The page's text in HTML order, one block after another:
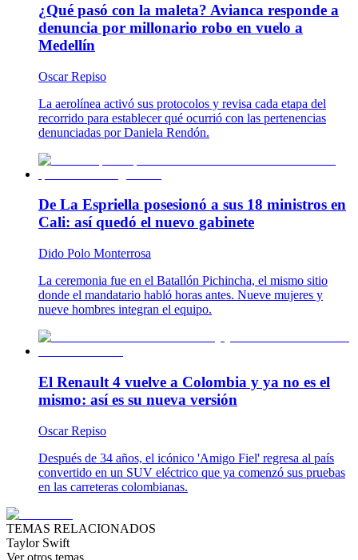
¿Qué pasó con la maleta? Avianca responde a
denuncia por millonario robo en vuelo a
Medellín
Oscar Repiso
La aerolínea activó sus protocolos y revisa cada etapa del
recorrido para establecer qué ocurrió con las pertenencias
denunciadas por Daniela Rendón.
De La Espriella posesionó a sus 18 ministros en
Cali: así quedó el nuevo gabinete
Dido Polo Monterrosa
La ceremonia fue en el Batallón Pichincha, el mismo sitio
donde el mandatario habló horas antes. Nueve mujeres y
nueve hombres integran el equipo.
El Renault 4 vuelve a Colombia y ya no es el
mismo: así es su nueva versión
Oscar Repiso
Después de 34 años, el icónico 'Amigo Fiel' regresa al país
convertido en un SUV eléctrico que ya comenzó sus pruebas
en las carreteras colombianas.
TEMAS RELACIONADOS
Taylor Swift
Ver otros temas